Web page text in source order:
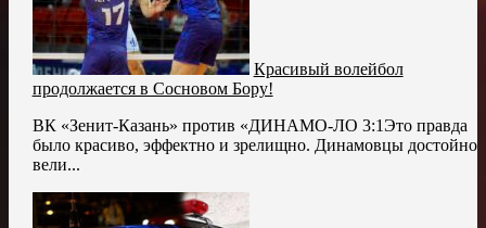
Красивый волейбол
продолжается в Сосновом Бору!
ВК «Зенит-Казань» против «ДИНАМО-ЛО 3:1Это правда
было красиво, эффектно и зрелищно. Динамовцы достойно
вели...